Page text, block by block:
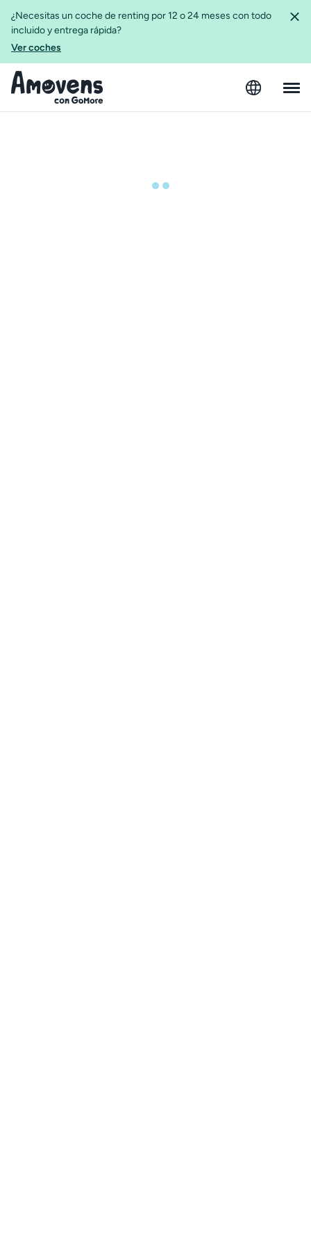
¿Necesitas un coche de renting por 12 o 24 meses con todo
incluido y entrega rápida?
Ver coches